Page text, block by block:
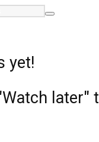
yet!
later"